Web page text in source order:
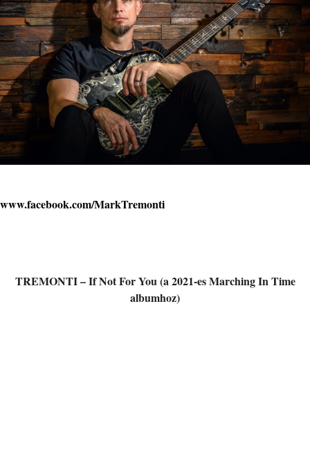
www.facebook.com/MarkTremonti
TREMONTI – If Not For You (a 2021-es Marching In Time
albumhoz)